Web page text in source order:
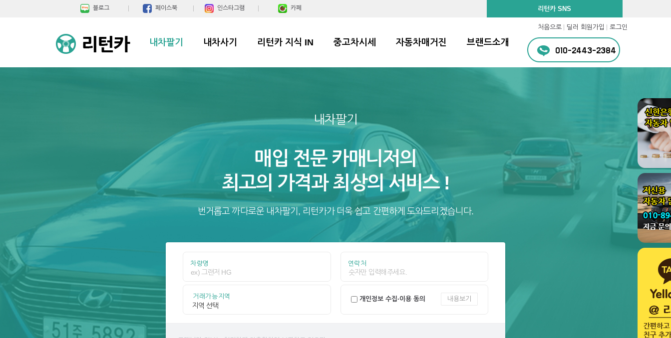
블로그 페이스북 인스타그램 카페 리턴카 SNS
내차팔기 내차사기 리턴카 지식 IN 중고차시세 자동차매거진 브랜드소개
처음으로 딜러 회원가입 로그인
010-2443-2384
내차팔기
매입 전문 카매니저의
최고의 가격과 최상의 서비스 !
번거롭고 까다로운 내차팔기, 리턴카가 더욱 쉽고 간편하게 도와드리겠습니다.
차량명 연락처
거래가능지역 개인정보 수집·이용 동의 내용보기